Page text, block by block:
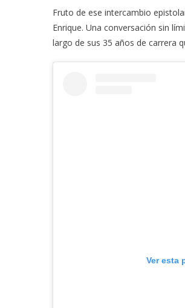
Fruto de ese intercambio
Enrique. Una conversación sin
largo de sus 35 años de carrera
Ver esta